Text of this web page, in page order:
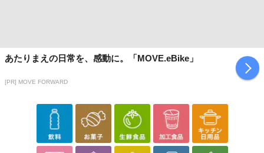
あたりまえの日常を、感動に。「MOVE.eBike」
[PR] MOVE FORWARD